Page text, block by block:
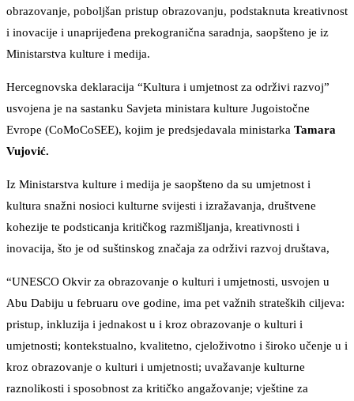
obrazovanje, poboljšan pristup obrazovanju, podstaknuta kreativnost
i inovacije i unaprijeđena prekogranična saradnja, saopšteno je iz
Ministarstva kulture i medija.
Hercegnovska deklaracija “Kultura i umjetnost za održivi razvoj”
usvojena je na sastanku Savjeta ministara kulture Jugoistočne
Evrope (CoMoCoSEE), kojim je predsjedavala ministarka Tamara
Vujović.
Iz Ministarstva kulture i medija je saopšteno da su umjetnost i
kultura snažni nosioci kulturne svijesti i izražavanja, društvene
kohezije te podsticanja kritičkog razmišljanja, kreativnosti i
inovacija, što je od suštinskog značaja za održivi razvoj društava,
“UNESCO Okvir za obrazovanje o kulturi i umjetnosti, usvojen u
Abu Dabiju u februaru ove godine, ima pet važnih strateških ciljeva:
pristup, inkluzija i jednakost u i kroz obrazovanje o kulturi i
umjetnosti; kontekstualno, kvalitetno, cjeloživotno i široko učenje u i
kroz obrazovanje o kulturi i umjetnosti; uvažavanje kulturne
raznolikosti i sposobnost za kritičko angažovanje; vještine za